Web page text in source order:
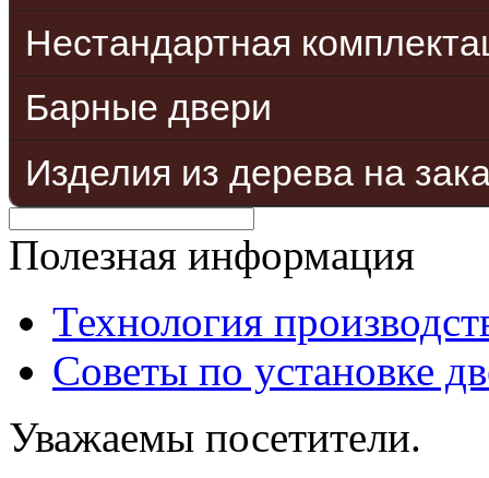
Нестандартная
Барные двери
Изделия из дерева на
Полезная информация
Технология
Советы по установке
Уважаемы посетители.